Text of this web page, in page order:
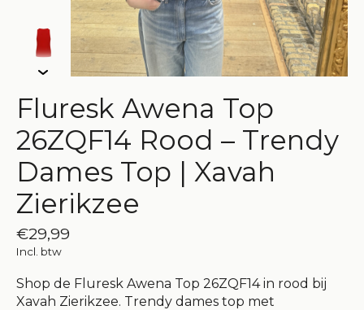
Fluresk Awena Top
26ZQF14 Rood – Trendy
Dames Top | Xavah
Zierikzee
€29,99
Incl. btw
Shop de Fluresk Awena Top 26ZQF14 in rood bij
Xavah Zierikzee. Trendy dames top met